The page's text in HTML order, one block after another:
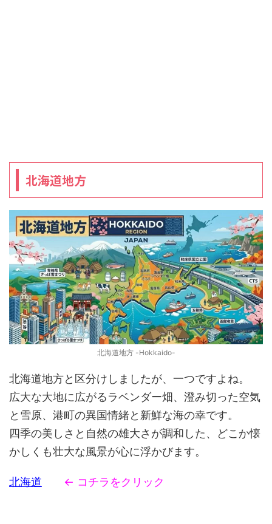
北海道地方
北海道地方 -Hokkaido-
北海道地方と区分けしましたが、一つですよね。
広大な大地に広がるラベンダー畑、澄み切った空気
と雪原、港町の異国情緒と新鮮な海の幸です。
四季の美しさと自然の雄大さが調和した、どこか懐
かしくも壮大な風景が心に浮かびます。
北海道 ← コチラをクリック